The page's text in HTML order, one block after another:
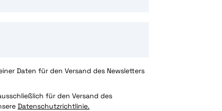
Daten für den Versand des Newsletters
für den Versand des
Datenschutzrichtlinie.